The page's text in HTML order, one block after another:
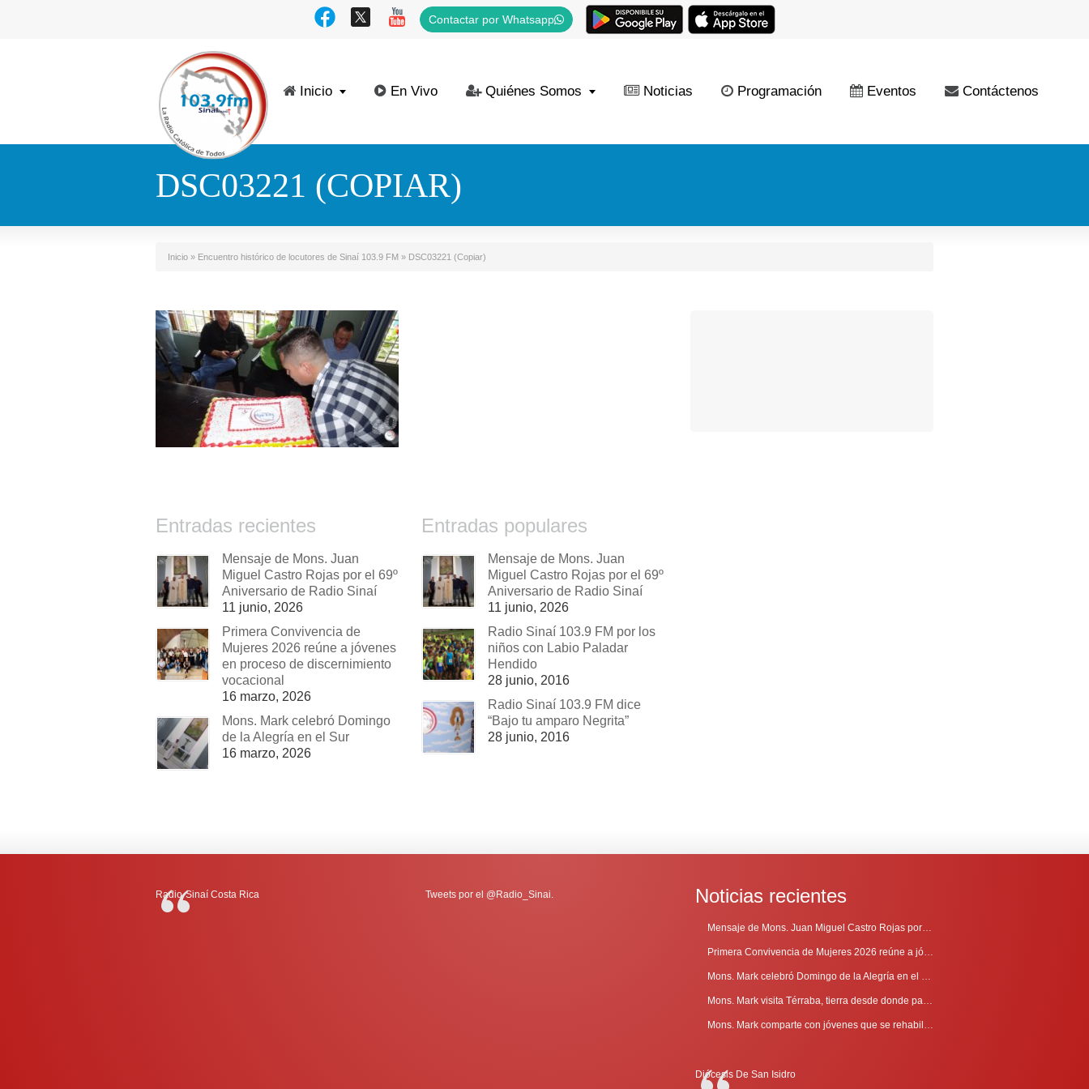
Contactar por Whatsapp
Inicio En Vivo Quiénes Somos Noticias Programación Eventos Contáctenos
DSC03221 (COPIAR)
Inicio » Encuentro histórico de locutores de Sinaí 103.9 FM » DSC03221 (Copiar)
Entradas recientes
Mensaje de Mons. Juan
Miguel Castro Rojas por el 69º
Aniversario de Radio Sinaí
11 junio, 2026
Primera Convivencia de
Mujeres 2026 reúne a jóvenes
en proceso de discernimiento
vocacional
16 marzo, 2026
Mons. Mark celebró Domingo
de la Alegría en el Sur
16 marzo, 2026
Entradas populares
Mensaje de Mons. Juan
Miguel Castro Rojas por el 69º
Aniversario de Radio Sinaí
11 junio, 2026
Radio Sinaí 103.9 FM por los
niños con Labio Paladar
Hendido
28 junio, 2016
Radio Sinaí 103.9 FM dice
“Bajo tu amparo Negrita”
28 junio, 2016
Radio-Sinaí Costa Rica Tweets por el @Radio_Sinai. Noticias recientes
Mensaje de Mons. Juan Miguel Castro Rojas por el 69º Aniversario de Radio Sinaí
Primera Convivencia de Mujeres 2026 reúne a jóvenes en proceso de discernimiento vocacional
Mons. Mark celebró Domingo de la Alegría en el Sur
Mons. Mark visita Térraba, tierra desde donde parte la evangelización
Mons. Mark comparte con jóvenes que se rehabilitan en Comunidad Cenáculo
Diócesis De San Isidro